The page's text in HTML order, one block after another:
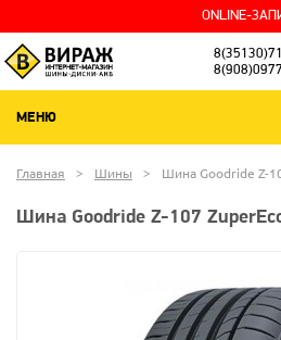
ONLINE-
МЕНЮ
Главная Шины Шина Goodride Z-
Шина Goodride Z-107